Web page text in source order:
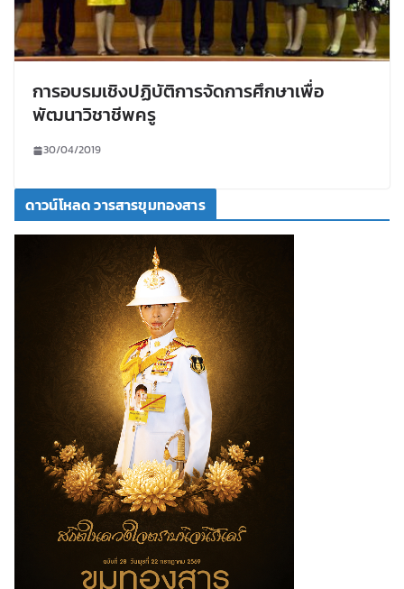
การอบรมเชิงปฏิบัติการจัดการศึกษาเพื่อ
พัฒนาวิชาชีพครู
30/04/2019
ดาวน์โหลด วารสารขุมทองสาร